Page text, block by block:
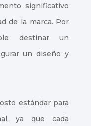
significativo
de la marca. Por
destinar un
un diseño y
estándar para
ya que cada